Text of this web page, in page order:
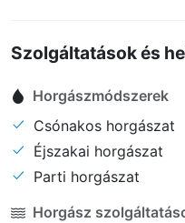
Szolgáltatások és
Horgászmódszerek
Csónakos horgászat
Éjszakai horgászat
Parti horgászat
Horgász